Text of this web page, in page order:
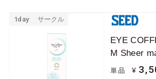
1day サークル
EYE
M Sheer
単品 ¥